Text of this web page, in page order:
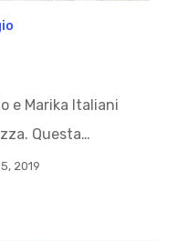
e Marika Italiani
Questa…
2019